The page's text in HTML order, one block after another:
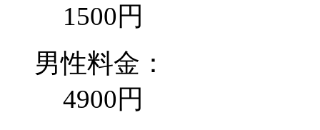
1500円
男性料金：
4900円